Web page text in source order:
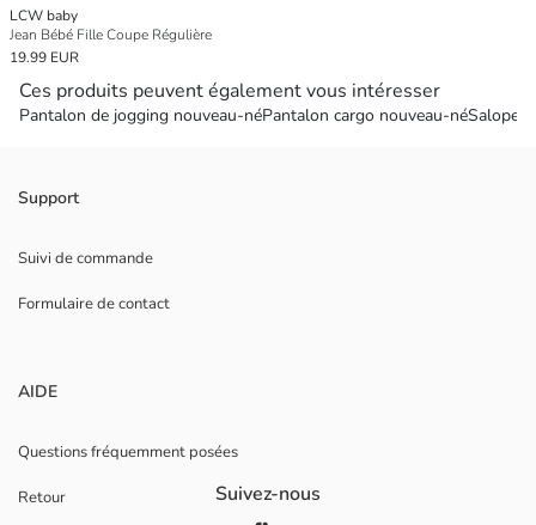
LCW baby
Jean Bébé Fille Coupe Régulière
19.99 EUR
Ces produits peuvent également vous intéresser
Pantalon de jogging nouveau-néPantalon cargo nouveau-né
Support
Suivi de commande
Formulaire de contact
AIDE
Questions fréquemment posées
Retour Suivez-nous